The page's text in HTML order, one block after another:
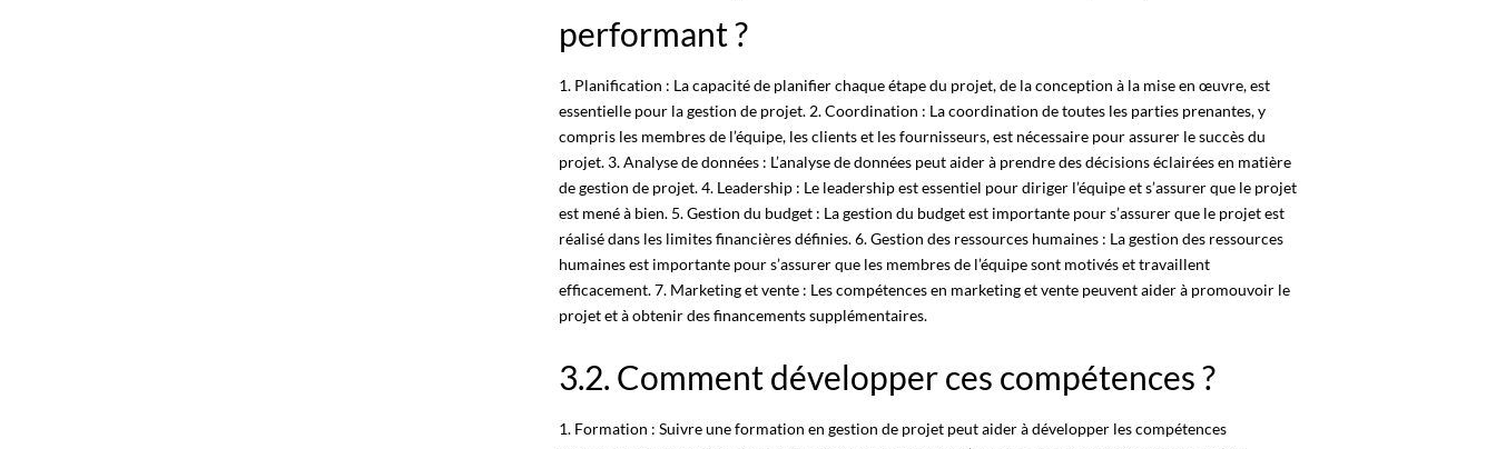
performant ?
1. Planification : La capacité de planifierchaque étape du projet, de la conception à la mise en œuvre, est
essentielle pour la gestion de projet. 2. Coordination : La coordination de toutes les parties prenantes, y
compris les membres de l’équipe, les clients et les fournisseurs, est nécessaire pour assurer le succès du
projet. 3. Analyse de données : L’analyse de données peut aider à prendre des décisions éclairées en matière
de gestion de projet. 4. Leadership : Le leadership est essentiel pour diriger l’équipe et s’assurer que le projet
est mené à bien. 5. Gestion du budget : La gestion du budget est importante pour s’assurer que le projet est
réalisé dans les limites financières définies. 6. Gestion des ressources humaines : La gestion des ressources
humaines est importante pour s’assurer que les membres de l’équipe sont motivés et travaillent
efficacement. 7. Marketing et vente : Les compétences en marketing et vente peuvent aider à promouvoir le
projet et à obtenir des financements supplémentaires.
3.2. Comment développer ces compétences ?
1. Formation : Suivre une formation en gestion de projet peut aider à développer les compétences